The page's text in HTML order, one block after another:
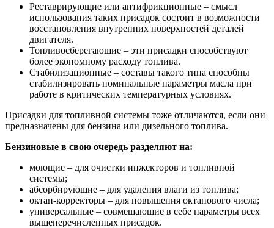
Реставрирующие или антифрикционные – смысл
использования таких присадок состоит в возможности
восстановления внутренних поверхностей деталей
двигателя.
Топливосберегающие – эти присадки способствуют
более экономному расходу топлива.
Стабилизационные – составы такого типа способны
стабилизировать номинальные параметры масла при
работе в критических температурных условиях.
Присадки для топливной системы тоже отличаются, если они
предназначены для бензина или дизельного топлива.
Бензиновые в свою очередь разделяют на:
моющие – для очистки инжекторов и топливной
системы;
абсорбирующие – для удаления влаги из топлива;
октан-корректоры – для повышения октанового числа;
универсальные – совмещающие в себе параметры всех
вышеперечисленных присадок.